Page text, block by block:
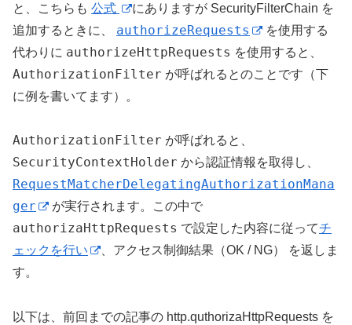
と、こちらも 公式
にありますが SecurityFilterChain を
追加するときに、 authorizeRequests
を使用する
代わりに authorizeHttpRequests を使用すると、
AuthorizationFilter が呼ばれるとのことです（下
に例を書いてます）。
AuthorizationFilter が呼ばれると、
SecurityContextHolder から認証情報を取得し、
RequestMatcherDelegatingAuthorizationMana
ger
が実行されます。この中で
authorizaHttpRequests で設定した内容に従ってチ
ェックを行い
、アクセス制御結果（OK / NG） を返しま
す。
以下は、前回までの記事の http.quthorizaHttpRequests を